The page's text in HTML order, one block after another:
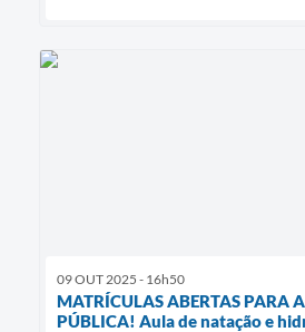
09 OUT 2025 - 16h50
MATRÍCULAS ABERTAS PARA
PÚBLICA! Aula de natação e